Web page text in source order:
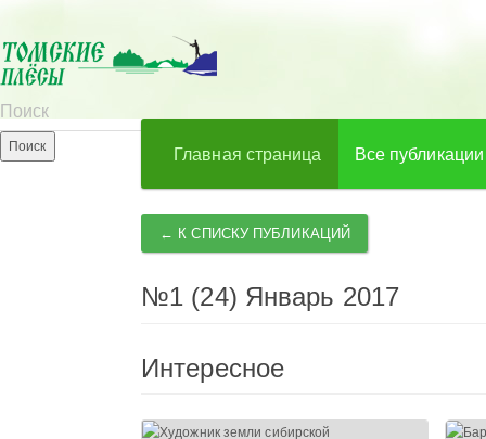
Главная страница Все публикации
← К СПИСКУ ПУБЛИКАЦИЙ
№1 (24) Январь 2017
Интересное